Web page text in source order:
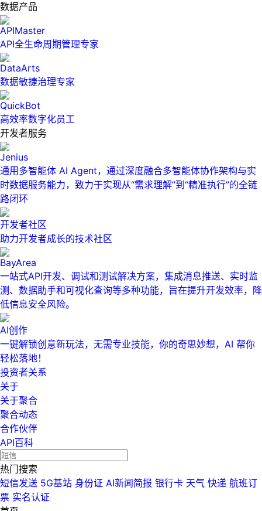
数据产品
APIMaster
API全生命周期管理专家
DataArts
数据敏捷治理专家
QuickBot
高效率数字化员工
开发者服务
Jenius
通用多智能体 AI Agent，通过深度融合多智能体协作架构与实
时数据服务能力，致力于实现从“需求理解”到“精准执行”的全链
路闭环
开发者社区
助力开发者成长的技术社区
BayArea
一站式API开发、调试和测试解决方案，集成消息推送、实时监
测、数据助手和可视化查询等多种功能，旨在提升开发效率，降
低信息安全风险。
AI创作
一键解锁创意新玩法，无需专业技能，你的奇思妙想，AI 帮你
轻松落地！
投资者关系
关于
关于聚合
聚合动态
合作伙伴
API百科
热门搜索
短信发送 5G基站 身份证 AI新闻简报 银行卡 天气 快递 航班订
票 实名认证